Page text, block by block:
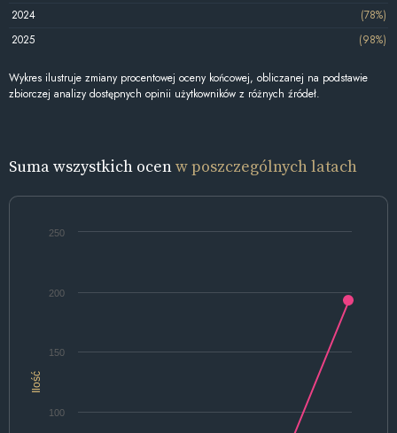
2024
(78%)
2025
(98%)
Wykres ilustruje zmiany procentowej oceny końcowej, obliczanej na podstawie
zbiorczej analizy dostępnych opinii użytkowników z różnych źródeł.
Suma wszystkich ocenw poszczególnych latach
Ilość
100
150
200
250